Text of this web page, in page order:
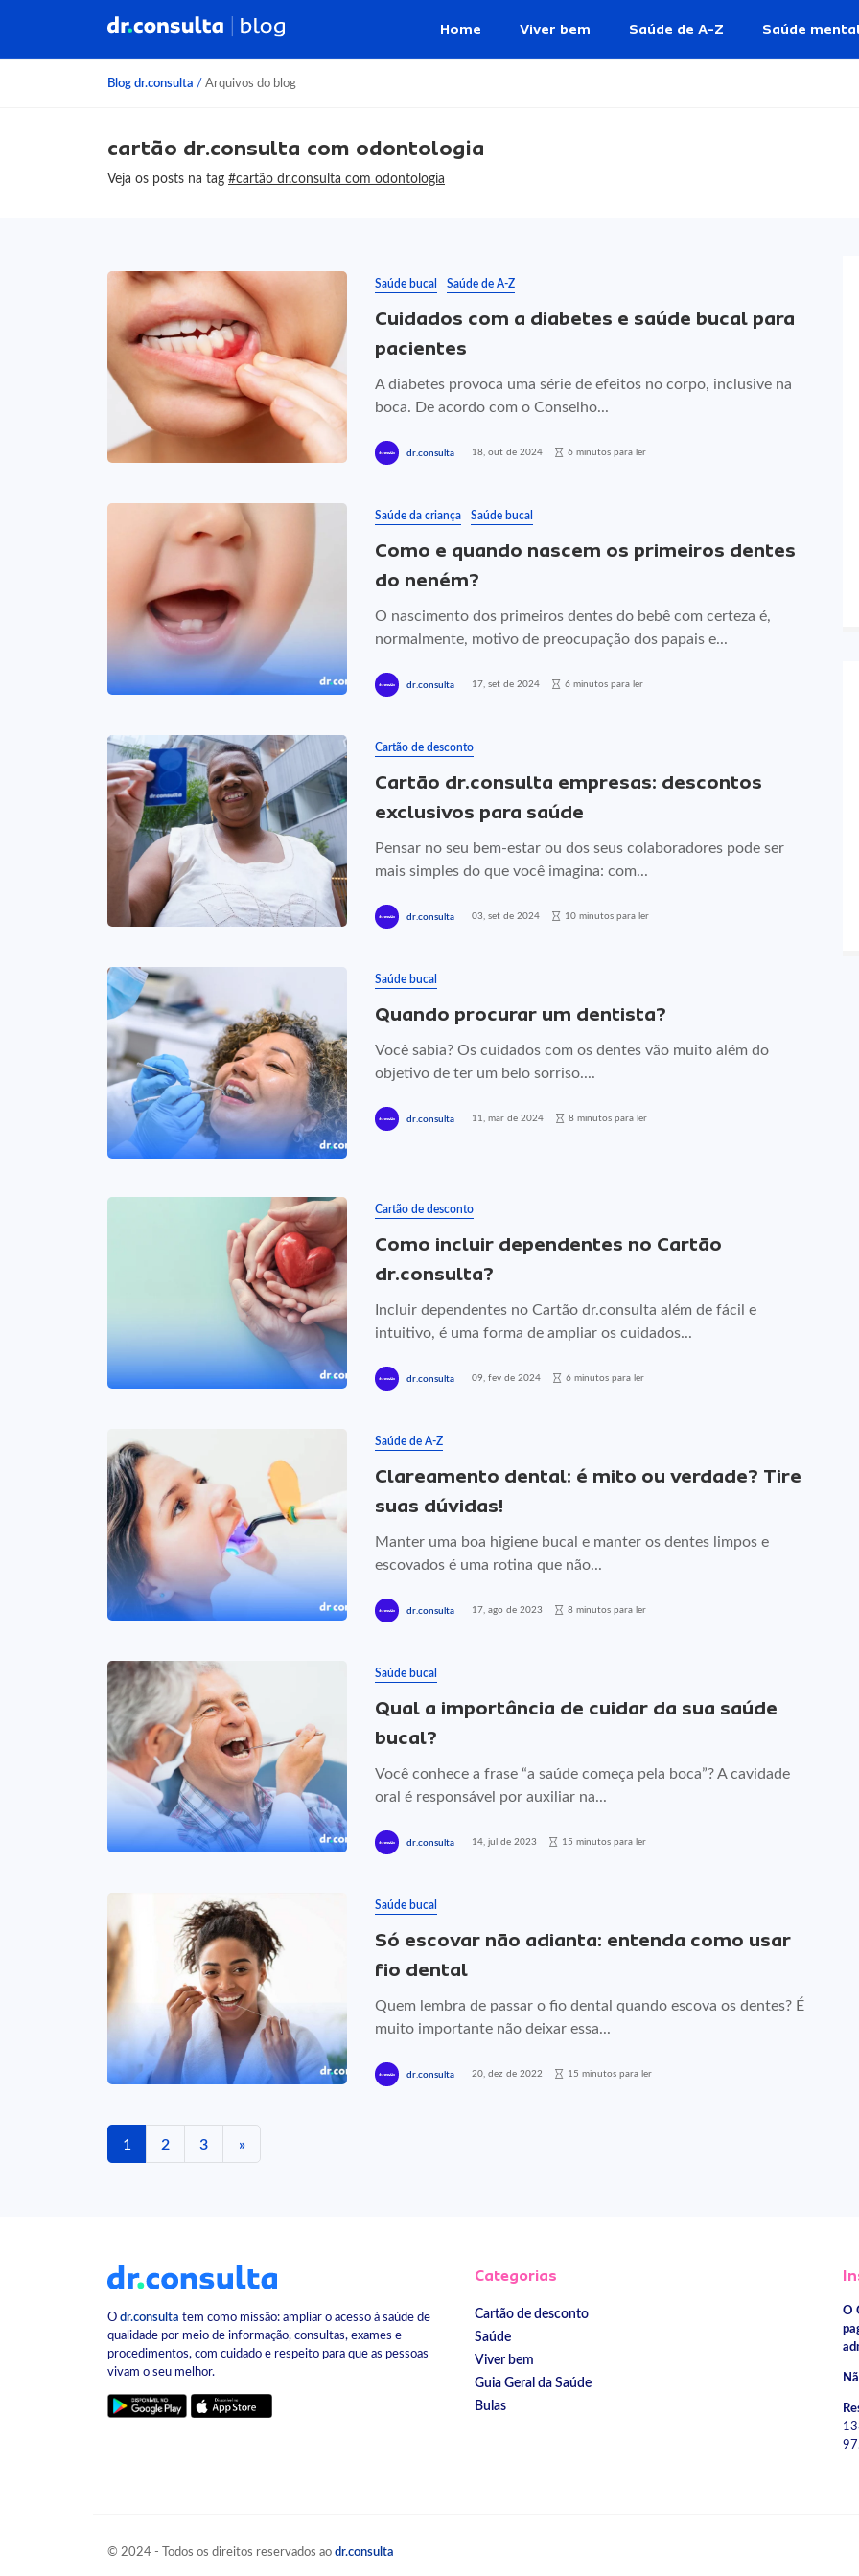
Home Viver bem Saúde de A-Z Saúde
Blog dr.consulta / Arquivos do blog
cartão dr.consulta com odontologia
Veja os posts na tag #cartão dr.consulta com odontologia
Saúde bucal Saúde de A-Z
Cuidados com a diabetes e saúde bucal para
pacientes
A diabetes provoca uma série de efeitos no corpo, inclusive na
boca. De acordo com o Conselho...
dr.consulta 18, out de 2024 6 minutos para ler
Saúde da criança Saúde bucal
Como e quando nascem os primeiros dentes
do neném?
O nascimento dos primeiros dentes do bebê com certeza é,
normalmente, motivo de preocupação dos papais e...
dr.consulta 17, set de 2024 6 minutos para ler
Cartão de desconto
Cartão dr.consulta empresas: descontos
exclusivos para saúde
Pensar no seu bem-estar ou dos seus colaboradores pode ser
mais simples do que você imagina: com...
dr.consulta 03, set de 2024 10 minutos para ler
Saúde bucal
Quando procurar um dentista?
Você sabia? Os cuidados com os dentes vão muito além do
objetivo de ter um belo sorriso....
dr.consulta 11, mar de 2024 8 minutos para ler
Cartão de desconto
Como incluir dependentes no Cartão
dr.consulta?
Incluir dependentes no Cartão dr.consulta além de fácil e
intuitivo, é uma forma de ampliar os cuidados...
dr.consulta 09, fev de 2024 6 minutos para ler
Saúde de A-Z
Clareamento dental: é mito ou verdade? Tire
suas dúvidas!
Manter uma boa higiene bucal e manter os dentes limpos e
escovados é uma rotina que não...
dr.consulta 17, ago de 2023 8 minutos para ler
Saúde bucal
Qual a importância de cuidar da sua saúde
bucal?
Você conhece a frase “a saúde começa pela boca”? A cavidade
oral é responsável por auxiliar na...
dr.consulta 14, jul de 2023 15 minutos para ler
Saúde bucal
Só escovar não adianta: entenda como usar
fio dental
Quem lembra de passar o fio dental quando escova os dentes? É
muito importante não deixar essa...
dr.consulta 20, dez de 2022 15 minutos para ler
1 2 3 »
O dr.consulta tem como missão: ampliar o acesso à saúde de
qualidade por meio de informação, consultas, exames e
procedimentos, com cuidado e respeito para que as pessoas
vivam o seu melhor.
Categorias
Cartão de desconto
Saúde
Viver bem
Guia Geral da Saúde
Bulas
O
© 2024 - Todos os direitos reservados ao dr.consulta